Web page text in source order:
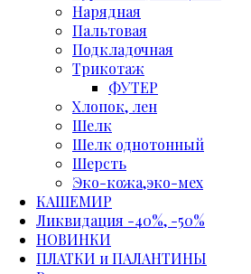
Нарядная
Пальтовая
Подкладочная
Трикотаж
ФУТЕР
Хлопок, лен
Шелк
Шелк однотонный
Шерсть
Эко-кожа,эко-мех
КАШЕМИР
Ликвидация -40%, -50%
НОВИНКИ
ПЛАТКИ и ПАЛАНТИНЫ